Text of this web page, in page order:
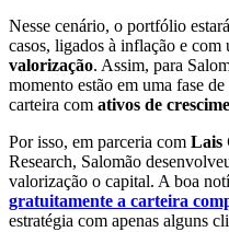
Nesse cenário, o portfólio
casos, ligados à inflação e com
valorização. Assim, para
momento estão em uma fase
carteira com ativos de
Por isso, em parceria com Lais
Research, Salomão
valorização o capital. A boa
gratuitamente a carteira
estratégia com apenas alguns